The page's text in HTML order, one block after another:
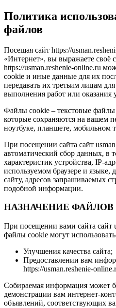
Политика
файлов
Посещая сайт https://
«Интернет», вы выражаете своё
https://usman.reshenie-online.ru
cookie и иные данные для их
передавать их третьим лицам
выполнения работ или оказания
Файлы cookie – текстовые файлы
которые сохраняются на вашем
ноутбуке, планшете, мобильном
При посещении сайта сайт
автоматический сбор данных, в
характеристик устройства, IP-
используемом браузере и языке,
сайту, адресов запрашиваемых
подобной информации.
НАЗНАЧЕНИЕ ФАЙЛОВ
При посещении вами сайта сайт
файлы cookie могут
Улучшения качества сайта;
Предоставлении вам
https://usman.reshenie-
Собираемая информация может
демонстрации вам интернет-
объявлений, соответствующих